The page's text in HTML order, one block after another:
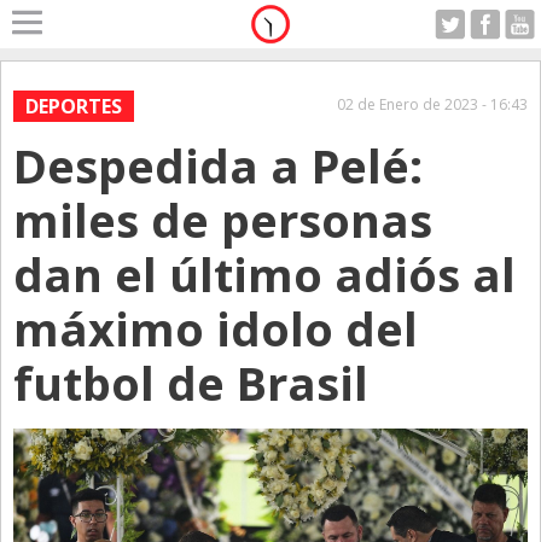
Home
A Motor
Alerta
Anticipo
Campo
Carrera & Emprendedores
Club House
Con Estilo
De Bolsillo
Diarios de Argentina
Diarios del Mundo
DEPORTES 02 de Enero de 2023 - 16:43
Despedida a Pelé:
miles de personas
dan el último adiós al
máximo idolo del
futbol de Brasil